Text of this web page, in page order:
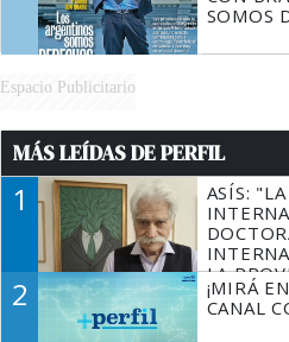
SOMOS
Espacio Publicitario
MÁS LEÍDAS DE PERFIL
1
ASÍS:
LA
2
¡MIRÁ
CANAL